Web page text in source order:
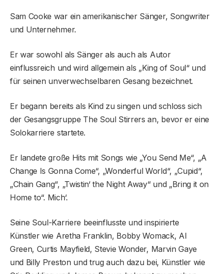
Sam Cooke war ein amerikanischer Sänger, Songwriter
und Unternehmer.
Er war sowohl als Sänger als auch als Autor
einflussreich und wird allgemein als „King of Soul“ und
für seinen unverwechselbaren Gesang bezeichnet.
Er begann bereits als Kind zu singen und schloss sich
der Gesangsgruppe The Soul Stirrers an, bevor er eine
Solokarriere startete.
Er landete große Hits mit Songs wie „You Send Me“, „A
Change Is Gonna Come“, „Wonderful World“, „Cupid“,
„Chain Gang“, „Twistin‘ the Night Away“ und „Bring it on
Home to“. Mich‘.
Seine Soul-Karriere beeinflusste und inspirierte
Künstler wie Aretha Franklin, Bobby Womack, Al
Green, Curtis Mayfield, Stevie Wonder, Marvin Gaye
und Billy Preston und trug auch dazu bei, Künstler wie